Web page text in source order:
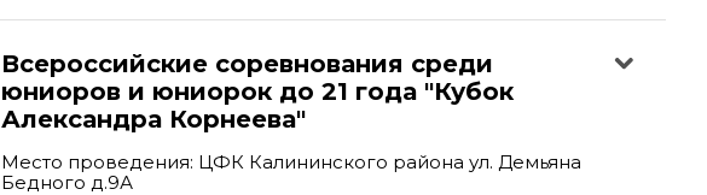
Всероссийские соревнования среди
юниоров и юниорок до 21 года "Кубок
Александра Корнеева"
Место проведения: ЦФК Калининского района ул. Демьяна
Бедного д.9А